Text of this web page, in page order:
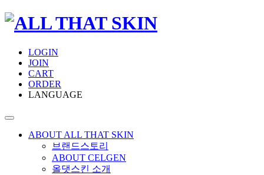
LOGIN
JOIN
CART
ORDER
LANGUAGE
ABOUT ALL THAT SKIN
브랜드스토리
ABOUT CELGEN
올댓스킨 소개